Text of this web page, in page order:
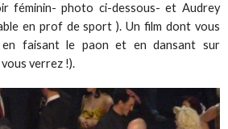
féminin- photo ci-dessous- et Audrey
en prof de sport ). Un film dont vous
faisant le paon et en dansant sur
verrez !).